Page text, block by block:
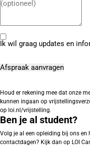
Ik wil graag updates en
Houd er rekening mee dat onze
kunnen ingaan op
op loi.nl/vrijstelling.
Ben je al student?
Volg je al een opleiding bij ons en
contactdagen? Kijk dan op LOI